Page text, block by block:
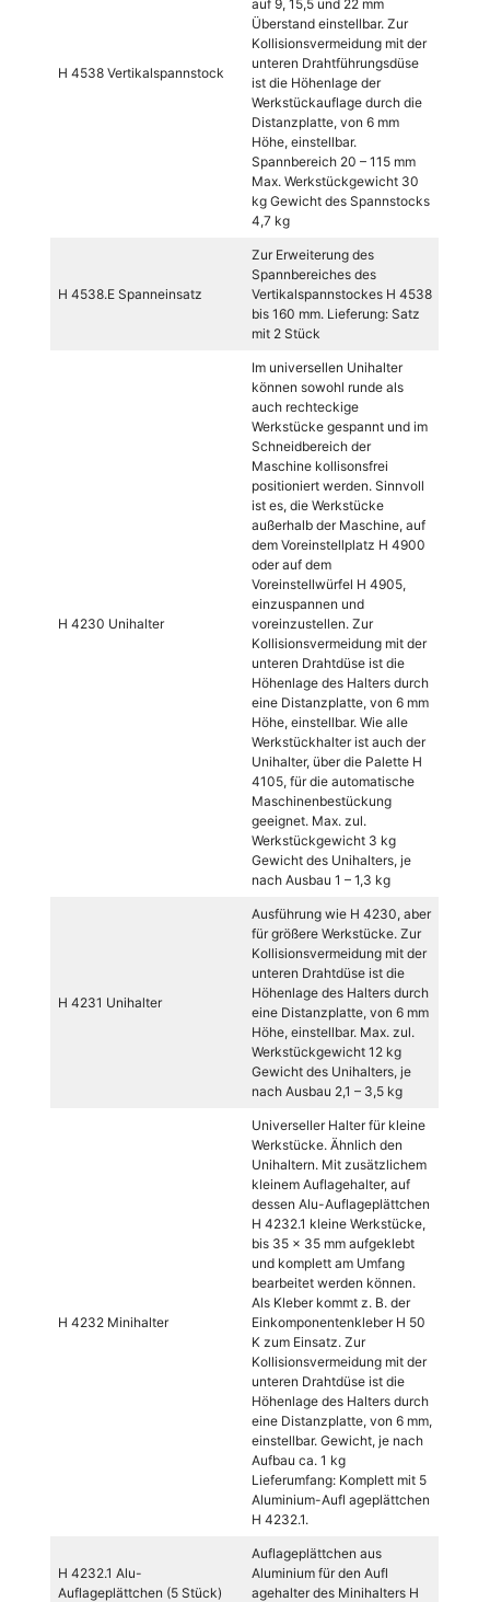
H 4538 Vertikalspannstock
auf 9, 15,5 und 22 mm
Überstand einstellbar. Zur
Kollisionsvermeidung mit der
unteren Drahtführungsdüse
ist die Höhenlage der
Werkstückauflage durch die
Distanzplatte, von 6 mm
Höhe, einstellbar.
Spannbereich 20 – 115 mm
Max. Werkstückgewicht 30
kg Gewicht des Spannstocks
4,7 kg
H 4538.E Spanneinsatz
Zur Erweiterung des
Spannbereiches des
Vertikalspannstockes H 4538
bis 160 mm. Lieferung: Satz
mit 2 Stück
H 4230 Unihalter
Im universellen Unihalter
können sowohl runde als
auch rechteckige
Werkstücke gespannt und im
Schneidbereich der
Maschine kollisonsfrei
positioniert werden. Sinnvoll
ist es, die Werkstücke
außerhalb der Maschine, auf
dem Voreinstellplatz H 4900
oder auf dem
Voreinstellwürfel H 4905,
einzuspannen und
voreinzustellen. Zur
Kollisionsvermeidung mit der
unteren Drahtdüse ist die
Höhenlage des Halters durch
eine Distanzplatte, von 6 mm
Höhe, einstellbar. Wie alle
Werkstückhalter ist auch der
Unihalter, über die Palette H
4105, für die automatische
Maschinenbestückung
geeignet. Max. zul.
Werkstückgewicht 3 kg
Gewicht des Unihalters, je
nach Ausbau 1 – 1,3 kg
H 4231 Unihalter
Ausführung wie H 4230, aber
für größere Werkstücke. Zur
Kollisionsvermeidung mit der
unteren Drahtdüse ist die
Höhenlage des Halters durch
eine Distanzplatte, von 6 mm
Höhe, einstellbar. Max. zul.
Werkstückgewicht 12 kg
Gewicht des Unihalters, je
nach Ausbau 2,1 – 3,5 kg
H 4232 Minihalter
Universeller Halter für kleine
Werkstücke. Ähnlich den
Unihaltern. Mit zusätzlichem
kleinem Auflagehalter, auf
dessen Alu-Auflageplättchen
H 4232.1 kleine Werkstücke,
bis 35 x 35 mm aufgeklebt
und komplett am Umfang
bearbeitet werden können.
Als Kleber kommt z. B. der
Einkomponentenkleber H 50
K zum Einsatz. Zur
Kollisionsvermeidung mit der
unteren Drahtdüse ist die
Höhenlage des Halters durch
eine Distanzplatte, von 6 mm,
einstellbar. Gewicht, je nach
Aufbau ca. 1 kg
Lieferumfang: Komplett mit 5
Aluminium-Aufl ageplättchen
H 4232.1.
H 4232.1 Alu-
Auflageplättchen (5 Stück)
Auflageplättchen aus
Aluminium für den Aufl
agehalter des Minihalters H